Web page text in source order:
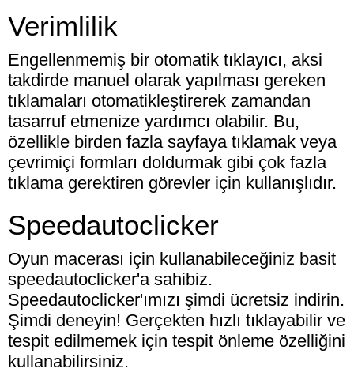
Verimlilik
Engellenmemiş bir otomatik tıklayıcı, aksi
takdirde manuel olarak yapılması gereken
tıklamaları otomatikleştirerek zamandan
tasarruf etmenize yardımcı olabilir. Bu,
özellikle birden fazla sayfaya tıklamak veya
çevrimiçi formları doldurmak gibi çok fazla
tıklama gerektiren görevler için kullanışlıdır.
Speedautoclicker
Oyun macerası için kullanabileceğiniz basit
speedautoclicker'a sahibiz.
Speedautoclicker'ımızı şimdi ücretsiz indirin.
Şimdi deneyin! Gerçekten hızlı tıklayabilir ve
tespit edilmemek için tespit önleme özelliğini
kullanabilirsiniz.